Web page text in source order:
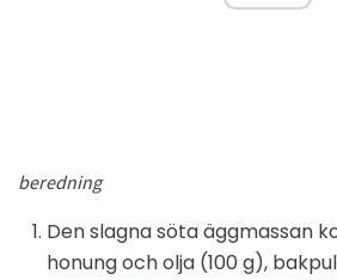
beredning
Den slagna söta äggmassan
honung och olja (100 g),